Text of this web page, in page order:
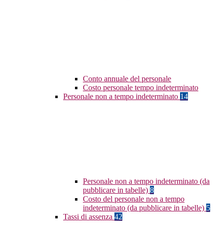
Conto annuale del personale
Costo personale tempo indeterminato
Personale non a tempo indeterminato 14
Personale non a tempo indeterminato (da
pubblicare in tabelle) 8
Costo del personale non a tempo
indeterminato (da pubblicare in tabelle) 5
Tassi di assenza 42